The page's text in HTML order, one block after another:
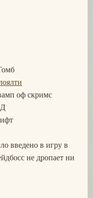
оф скримс
введено в игру в
не дропает ни